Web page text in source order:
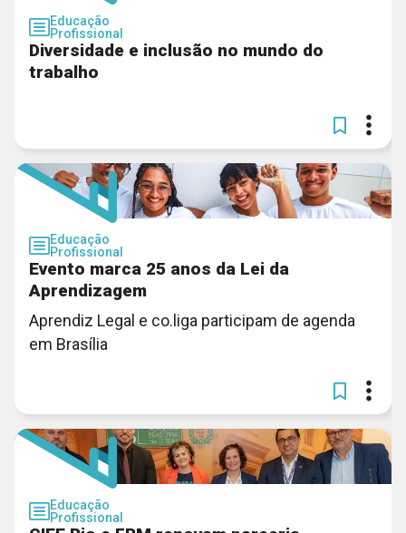
Educação
Profissional
Diversidade e inclusão no mundo do
trabalho
Educação
Profissional
Evento marca 25 anos da Lei da
Aprendizagem
Aprendiz Legal e co.liga participam de agenda
em Brasília
Educação
Profissional